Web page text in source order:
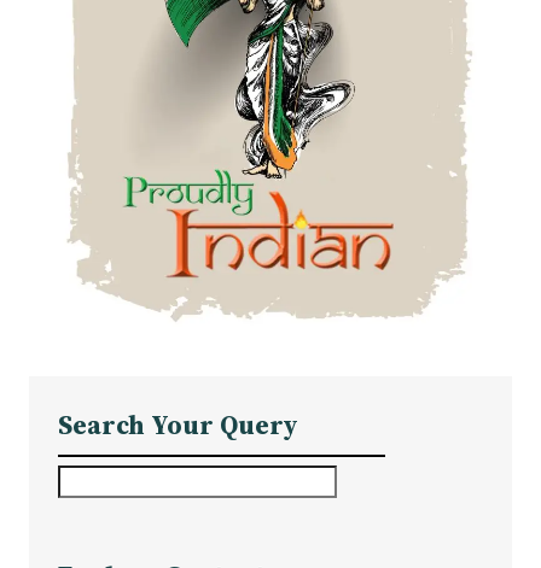
Search Your Query